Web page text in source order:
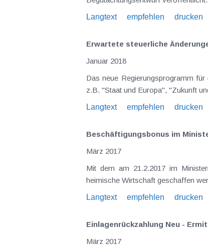
Langtext
empfehlen drucken
Erwartete steuerliche
Januar 2018
Das neue Regierungsprogramm für den Zeitraum 2017 bis 2022 ist rund 180 Seiten stark und umfasst sehr
Langtext
empfehlen drucken
Beschäftigungsbonus im
März 2017
Mit dem am 21.2.2017 im Ministerrat beschlossenen Beschäftigungsbonus soll ein
Langtext
empfehlen drucken
Einlagenrückzahlung Neu -
März 2017